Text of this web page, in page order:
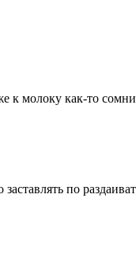
к молоку как-то
по